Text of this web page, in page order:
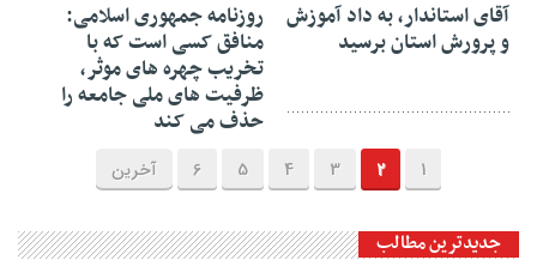
آقای استاندار، به داد آموزش
و پرورش استان برسید
روزنامه جمهوری اسلامی:
منافق کسی است که با
تخریب چهره های موثر،
ظرفیت های ملی جامعه را
حذف می کند
1
2
3
4
5
6 آخرین
جدیدترین مطالب